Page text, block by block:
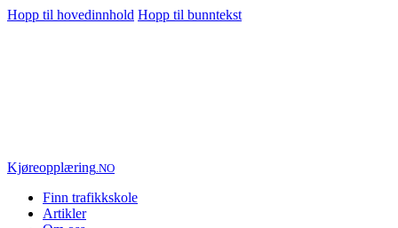
Hopp til hovedinnhold Hopp til bunntekst
Kjøreopplæring.NO
Finn trafikkskole
Artikler